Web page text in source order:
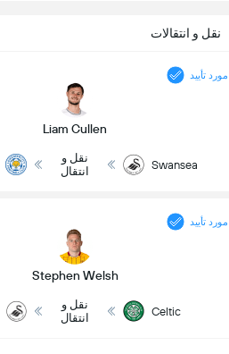
نقل و انتقالات
مورد تأیید
Liam Cullen
Swansea
نقل و
انتقال
مورد تأیید
Stephen Welsh
Celtic
نقل و
انتقال